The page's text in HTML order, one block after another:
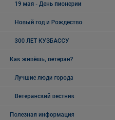
19 мая - День пионерии
Новый год и Рождество
300 ЛЕТ КУЗБАССУ
Как живёшь, ветеран?
Лучшие люди города
Ветеранский вестник
Полезная информация